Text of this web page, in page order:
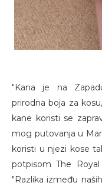
"Kana je na
prirodna boja za
kane koristi se
mog putovanja u
koristi u njezi kose
potpisom The
"Razlika između